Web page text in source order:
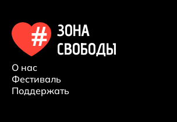
ЗОНА
СВОБОДЫ
О нас
Фестиваль
Поддержать